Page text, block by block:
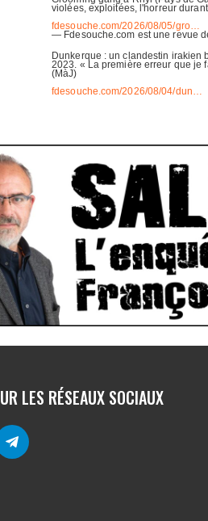
LES RÉSEAUX SOCIAUX